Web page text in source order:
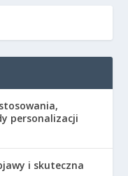
personalizacji
i skuteczna